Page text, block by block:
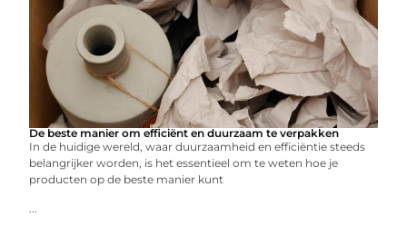
De beste manier om efficiënt en duurzaam te verpakken
In de huidige wereld, waar duurzaamheid en efficiëntie steeds
belangrijker worden, is het essentieel om te weten hoe je
producten op de beste manier kunt
...